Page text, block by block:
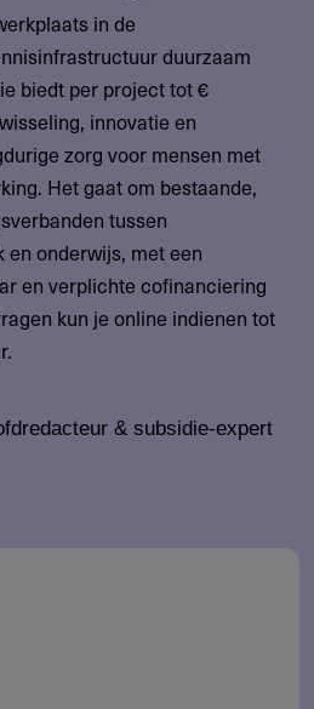
in de
duurzaam
biedt per project tot €
innovatie en
zorg voor mensen met
Het gaat om bestaande,
tussen
onderwijs, met een
en verplichte cofinanciering
kun je online indienen tot
& subsidie-expert